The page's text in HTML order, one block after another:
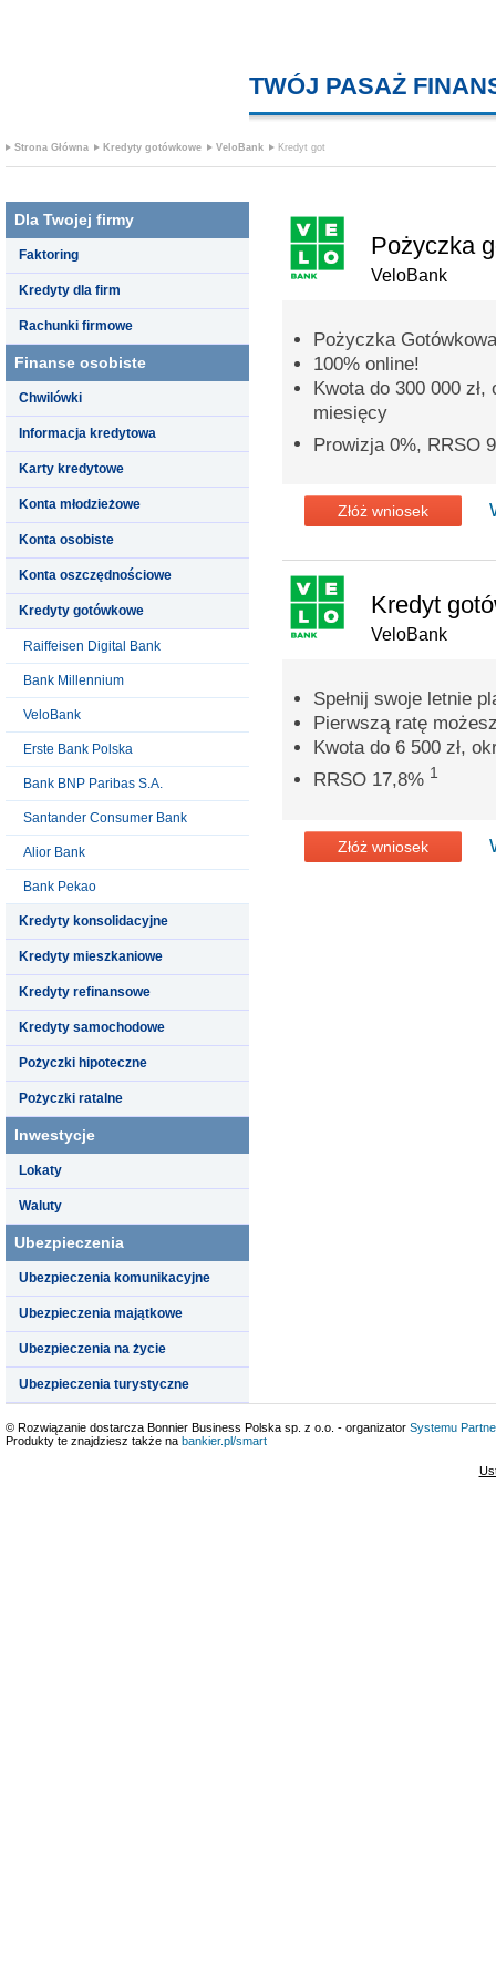
TWÓJ PASAŻ
Strona Główna Kredyty gotówkowe VeloBank Kredyt got
Dla Twojej firmy
Faktoring
Kredyty dla firm
Rachunki firmowe
Finanse osobiste
Chwilówki
Informacja kredytowa
Karty kredytowe
Konta młodzieżowe
Konta osobiste
Konta oszczędnościowe
Kredyty gotówkowe
Raiffeisen Digital Bank
Bank Millennium
VeloBank
Erste Bank Polska
Bank BNP Paribas S.A.
Santander Consumer Bank
Alior Bank
Bank Pekao
Kredyty konsolidacyjne
Kredyty mieszkaniowe
Kredyty refinansowe
Kredyty samochodowe
Pożyczki hipoteczne
Pożyczki ratalne
Inwestycje
Lokaty
Waluty
Ubezpieczenia
Ubezpieczenia komunikacyjne
Ubezpieczenia majątkowe
Ubezpieczenia na życie
Ubezpieczenia turystyczne
Pożyczka
VeloBank
Pożyczka
100% online!
Kwota do 300 000
miesięcy
Prowizja 0%, RRSO
Złóż wniosek
Kredyt
VeloBank
Spełnij swoje letnie
Pierwszą ratę
Kwota do 6 500 zł,
RRSO 17,8% 1
Złóż wniosek
© Rozwiązanie dostarcza Bonnier Business Polska sp. z o.o. - organizator Systemu
Produkty te znajdziesz także na bankier.pl/smart